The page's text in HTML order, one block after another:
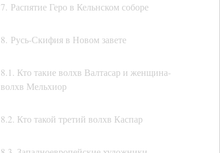
7. Распятие Геро в Кельнском соборе
8. Русь-Скифия в Новом завете
8.1. Кто такие волхв Валтасар и женщина-
волхв Мельхиор
8.2. Кто такой третий волхв Каспар